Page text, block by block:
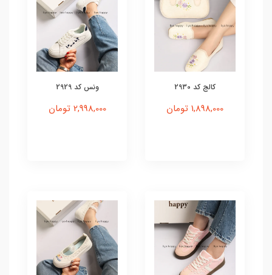
کالج کد 2930
1,898,000 تومان
ونس کد 2929
2,998,000 تومان